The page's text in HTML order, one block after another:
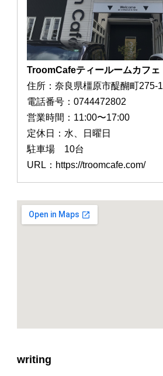
TroomCafeティールームカフェ
住所：奈良県橿原市醍醐町275-1
電話番号：0744472802
営業時間：11:00〜17:00
定休日：水、日曜日
駐車場 10台
URL：https://troomcafe.com/
writing